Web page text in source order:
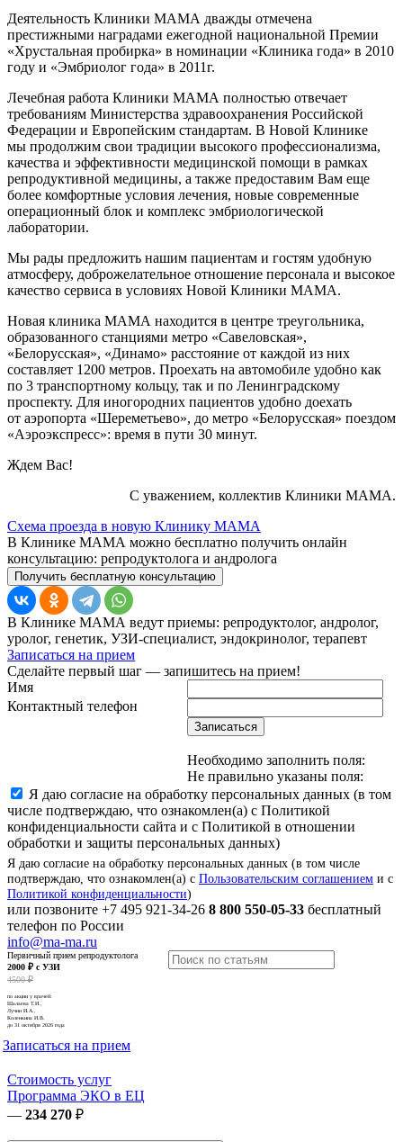
Деятельность Клиники МАМА дважды отмечена
престижными наградами ежегодной национальной Премии
«Хрустальная пробирка» в номинации «Клиника года» в 2010
году и «Эмбриолог года» в 2011г.
Лечебная работа Клиники МАМА полностью отвечает
требованиям Министерства здравоохранения Российской
Федерации и Европейским стандартам. В Новой Клинике
мы продолжим свои традиции высокого профессионализма,
качества и эффективности медицинской помощи в рамках
репродуктивной медицины, а также предоставим Вам еще
более комфортные условия лечения, новые современные
операционный блок и комплекс эмбриологической
лаборатории.
Мы рады предложить нашим пациентам и гостям удобную
атмосферу, доброжелательное отношение персонала и высокое
качество сервиса в условиях Новой Клиники МАМА.
Новая клиника МАМА находится в центре треугольника,
образованного станциями метро «Савеловская»,
«Белорусская», «Динамо» расстояние от каждой из них
составляет 1200 метров. Проехать на автомобиле удобно как
по 3 транспортному кольцу, так и по Ленинградскому
проспекту. Для иногородних пациентов удобно доехать
от аэропорта «Шереметьево», до метро «Белорусская» поездом
«Аэроэкспресс»: время в пути 30 минут.
Ждем Вас!
С уважением, коллектив Клиники МАМА.
Схема проезда в новую Клинику МАМА
В Клинике МАМА можно бесплатно получить онлайн
консультацию: репродуктолога и андролога
Получить бесплатную консультацию
В Клинике МАМА ведут приемы: репродуктолог, андролог,
уролог, генетик, УЗИ-специалист, эндокринолог, терапевт
Записаться на прием
Сделайте первый шаг — запишитесь на прием!
Имя
Контактный телефон
Записаться
Необходимо заполнить поля:
Не правильно указаны поля:
Я даю согласие на обработку персональных данных (в том
числе подтверждаю, что ознакомлен(а) с Политикой
конфиденциальности сайта и с Политикой в отношении
обработки и защиты персональных данных)
Я даю согласие на обработку персональных данных (в том числе
подтверждаю, что ознакомлен(а) с Пользовательским соглашением и с
Политикой конфиденциальности)
или позвоните +7 495 921-34-26 8 800 550-05-33 бесплатный
телефон по России
info@ma-ma.ru
Первичный прием репродуктолога
2000 ₽ с УЗИ
4500 ₽
по акции у врачей:
Шалаева Т.И.,
Лучин И.А.,
Коленкина И.В.
до 31 октября 2026 года
Записаться на прием
Стоимость услуг
Программа ЭКО в ЕЦ
— 234 270 ₽